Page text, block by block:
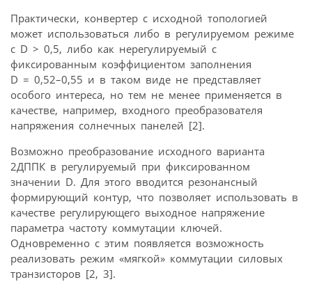
Практически, конвертер с исходной топологией
может использоваться либо в регулируемом режиме
с D > 0,5, либо как нерегулируемый с
фиксированным коэффициентом заполнения
D = 0,52–0,55 и в таком виде не представляет
особого интереса, но тем не менее применяется в
качестве, например, входного преобразователя
напряжения солнечных панелей [2].
Возможно преобразование исходного варианта
2ДППК в регулируемый при фиксированном
значении D. Для этого вводится резонансный
формирующий контур, что позволяет использовать в
качестве регулирующего выходное напряжение
параметра частоту коммутации ключей.
Одновременно с этим появляется возможность
реализовать режим «мягкой» коммутации силовых
транзисторов [2, 3].